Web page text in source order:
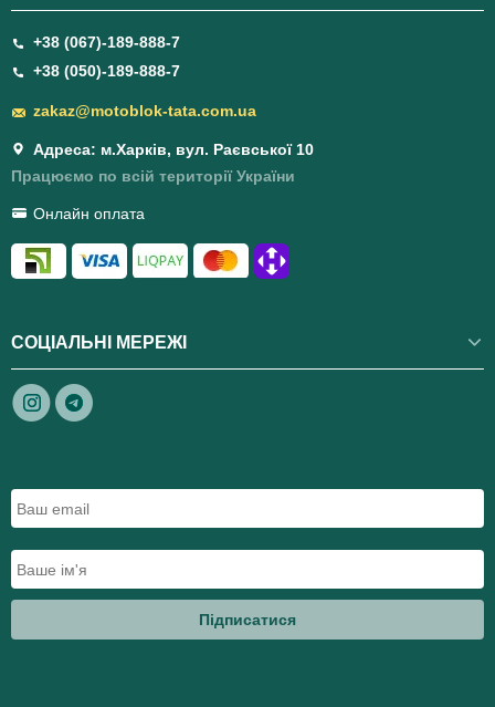
+38 (067)-189-888-7
+38 (050)-189-888-7
zakaz@motoblok-tata.com.ua
Адреса: м.Харків, вул. Раєвської 10
Працюємо по всій території України
Онлайн оплата
СОЦІАЛЬНІ МЕРЕЖІ
Підписатися